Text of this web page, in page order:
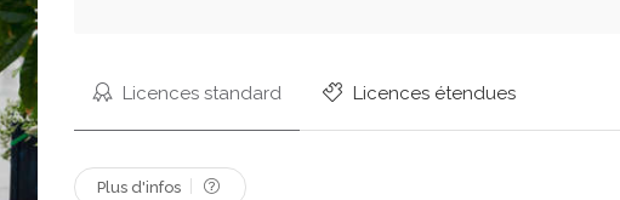
Licences standard Licences étendues
Plus d'infos